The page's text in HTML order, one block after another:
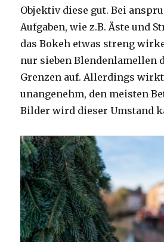
Objektiv diese gut. Bei
Aufgaben, wie z.B. Äste und
das Bokeh etwas streng
nur sieben Blendenlamellen
Grenzen auf. Allerdings
unangenehm, den meisten
Bilder wird dieser Umstand